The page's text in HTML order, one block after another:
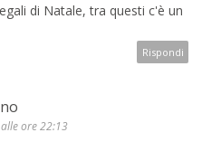
di Natale, tra questi c'è un
Rispondi
ore 22:13